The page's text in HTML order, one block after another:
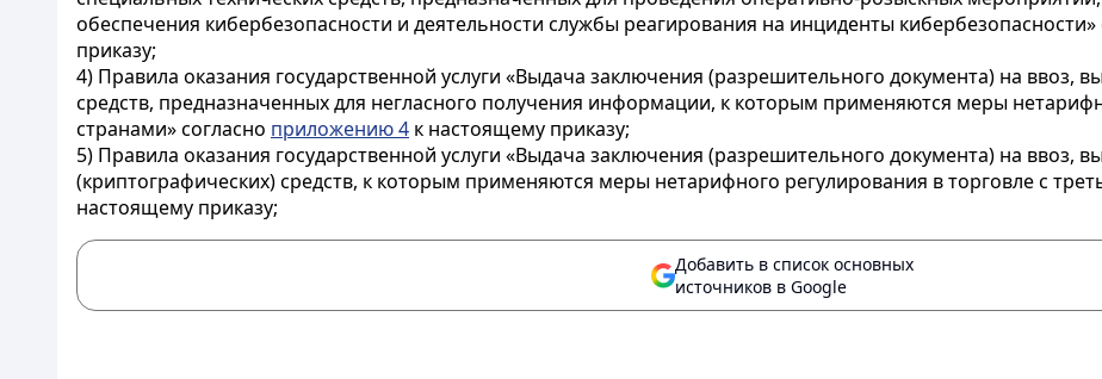
обеспечения кибербезопасности и деятельности службы реагирования на инциденты кибербезопасности»
приказу;
4) Правила оказания государственной услуги «Выдача заключения (разрешительного документа) на ввоз,
средств, предназначенных для негласного получения информации, к которым применяются меры
странами» согласно приложению 4 к настоящему приказу;
5) Правила оказания государственной услуги «Выдача заключения (разрешительного документа) на ввоз,
(криптографических) средств, к которым применяются меры нетарифного регулирования в торговле с
настоящему приказу;
Добавить в список основных
источников в Google